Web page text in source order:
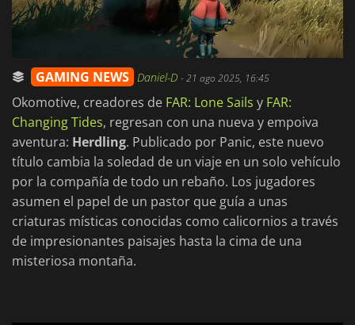
GAMING NEWS Daniel-D -21 ago 2025, 16:45
Okomotive, creadores de FAR: Lone Sails y FAR:
Changing Tides, regresan con una nueva y empoiva
aventura: Herdling. Publicado por Panic, este nuevo
título cambia la soledad de un viaje en un solo vehículo
por la compañía de todo un rebaño. Los jugadores
asumen el papel de un pastor que guía a unas
criaturas místicas conocidas como calicornios a través
de impresionantes paisajes hasta la cima de una
misteriosa montaña.